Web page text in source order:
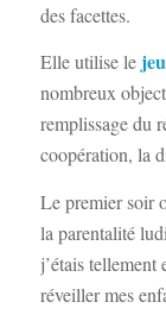
des facettes.
Elle utilise le jeu
nombreux
remplissage du
coopération, la
Le premier soir
la parentalité
j’étais tellement
réveiller mes